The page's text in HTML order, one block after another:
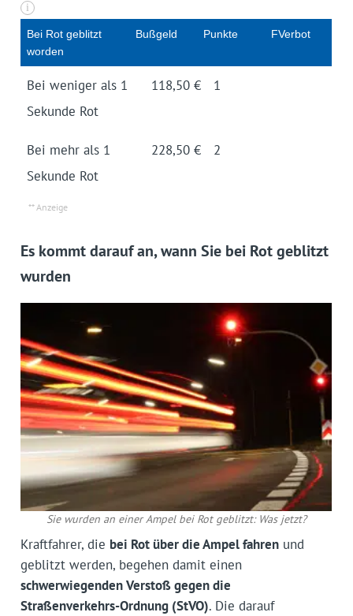
i
Bei Rot ge­blitzt
wor­den
Buß­geld Pun­kte FVerbot
Bei weniger als 1
Sekunde Rot
118,50 € 1
Bei mehr als 1
Sekunde Rot
228,50 € 2
Es kommt darauf an, wann Sie bei Rot geblitzt
wurden
Sie wurden an einer Ampel bei Rot geblitzt: Was jetzt?
Kraftfahrer, die bei Rot über die Ampel fahrenund
geblitzt werden, begehen damit einen
schwerwiegenden Verstoß gegen die
Straßenverkehrs-Ordnung (StVO). Die darauf